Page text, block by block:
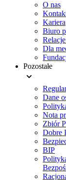
O nas
Kariera
Biuro
Dla
Pozostałe
Dane
Nota
Zbiór
Dobre
BIP